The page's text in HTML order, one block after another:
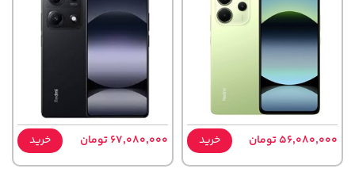
56,080,000 تومان خرید 67,080,000 تومان خرید